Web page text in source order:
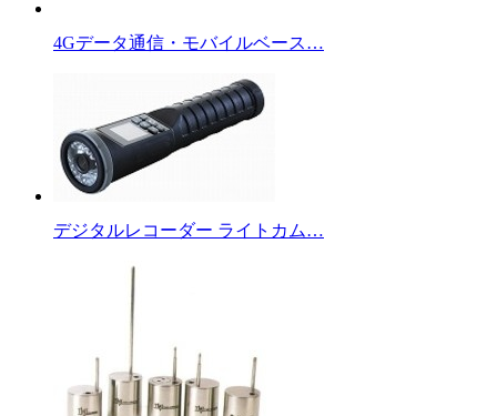
4Gデータ通信・モバイルベース…
デジタルレコーダー ライトカム…